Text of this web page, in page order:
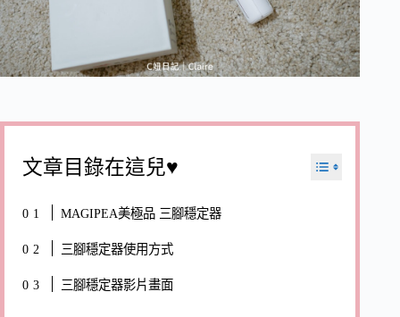
文章目錄在這兒♥
MAGIPEA美極品 三腳穩定器
三腳穩定器使用方式
三腳穩定器影片畫面